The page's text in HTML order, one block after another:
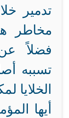
تدمير
مخاطر
فضلاً
تسببه
الخلايا
أيها